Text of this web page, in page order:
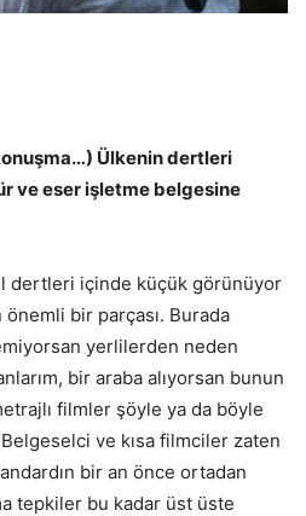
Ülkenin dertleri
ve eser işletme belgesine
dertleri içinde küçük görünüyor
bir parçası. Burada
yerlilerden neden
bir araba alıyorsan bunun
filmler şöyle ya da böyle
ve kısa filmciler zaten
bir an önce ortadan
tepkiler bu kadar üst üste